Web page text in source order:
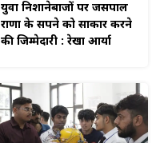
युवा निशानेबाजों पर जसपाल
राणा के सपने को साकार करने
की जिम्मेदारी : रेखा आर्या